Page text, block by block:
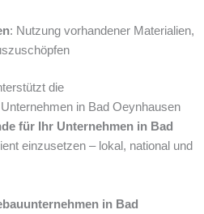
: Nutzung vorhandener Materialien,
die
Unternehmen in Bad Oeynhausen
für Ihr Unternehmen in Bad
einzusetzen – lokal, national und
in Bad